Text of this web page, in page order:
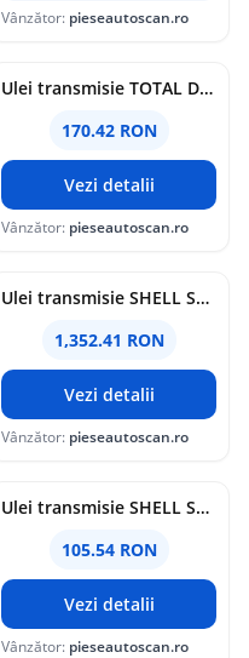
Vânzător: pieseautoscan.ro
Ulei transmisie TOTAL DYNA TRANS MPV 5L
170.42 RON
Vezi detalii
Vânzător: pieseautoscan.ro
Ulei transmisie SHELL SPIRAX S6 AXME 75W90 20L
1,352.41 RON
Vezi detalii
Vânzător: pieseautoscan.ro
Ulei transmisie SHELL SPIRAX S5 ATE 75W90 1L
105.54 RON
Vezi detalii
Vânzător: pieseautoscan.ro